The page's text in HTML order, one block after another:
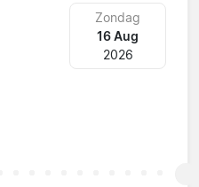
Zondag
16 Aug
2026